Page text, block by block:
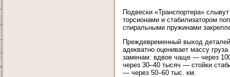
Подвески «Транспортера»
торсионами и стабилизатором
спиральными пружинами
Преждевременный выход
адекватно оценивает массу
заменам: вдвое чаще — через
через 30–40 тысяч — стойки
— через 50–60 тыс. км.